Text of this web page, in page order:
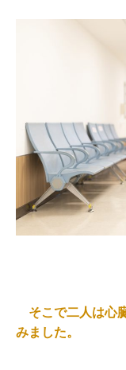
そこで二人は心
みました。